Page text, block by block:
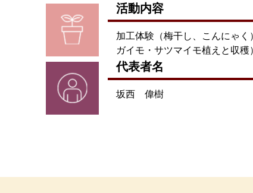
活動内容
加工体験（梅干し、こんにゃ
ガイモ・サツマイモ植えと収穫
代表者名
坂西 偉樹